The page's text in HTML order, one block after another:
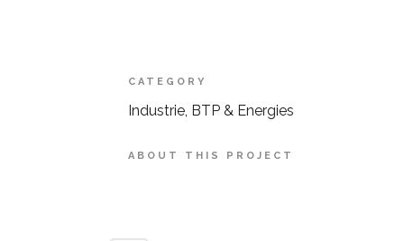
CATEGORY
Industrie, BTP & Energies
ABOUT THIS PROJECT